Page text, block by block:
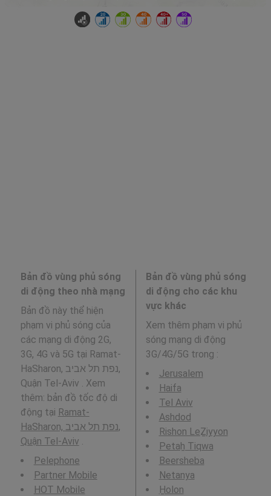
Bản đồ vùng phủ sóng
di động theo nhà mạng
Bản đồ này thể hiện
phạm vi phủ sóng của
các mạng di động 2G,
3G, 4G và 5G tại Ramat-
HaSharon, נפת תל אביב,
Quận Tel-Aviv . Xem
thêm: bản đồ tốc độ di
động tại Ramat-
HaSharon, נפת תל אביב,
Quận Tel-Aviv .
Pelephone
Partner Mobile
HOT Mobile
Bản đồ vùng phủ sóng
di động cho các khu
vực khác
Xem thêm phạm vi phủ
sóng mạng di động
3G/4G/5G trong :
Jerusalem
Haifa
Tel Aviv
Ashdod
Rishon LeẔiyyon
Petaẖ Tiqwa
Beersheba
Netanya
H̱olon